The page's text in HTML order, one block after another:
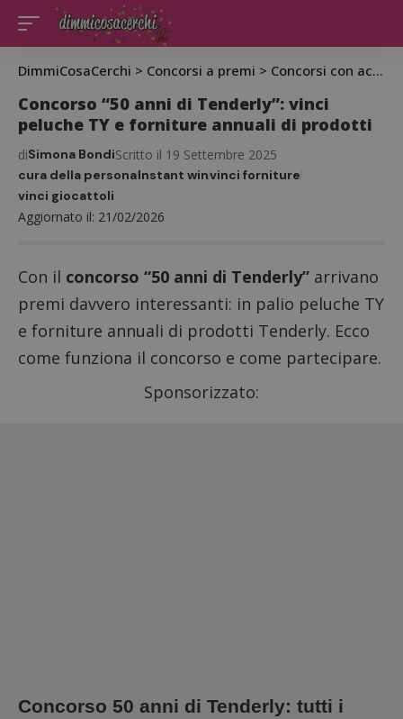
DimmiCosaCerchi > Concorsi a premi > Concorsi con acquisto
Concorso “50 anni di Tenderly”: vinci
peluche TY e forniture annuali di prodotti
Aggiornato il: 21/02/2026
diSimona BondiScritto il 19 Settembre 2025
cura della personaInstant winvinci forniture
vinci giocattoli
Con il concorso “50 anni di Tenderly” arrivano
premi davvero interessanti: in palio peluche TY
e forniture annuali di prodotti Tenderly. Ecco
come funziona il concorso e come partecipare.
Sponsorizzato:
Concorso 50 anni di Tenderly: tutti i